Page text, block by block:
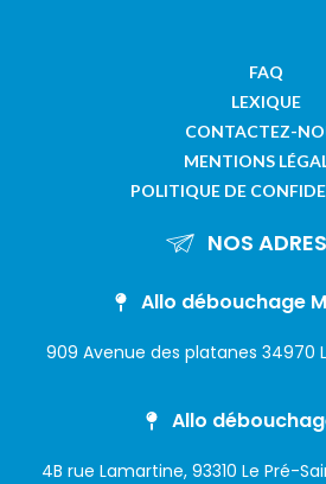
FAQ
LEXIQUE
CONTACTEZ-
MENTIONS
POLITIQUE DE
NOS
Allo débouchage
909 Avenue des platanes 34970
Allo
4B rue Lamartine, 93310 Le Pré-